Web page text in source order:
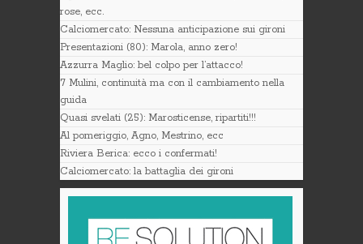
rose, ecc.
Calciomercato: Nessuna anticipazione sui gironi
Presentazioni (80): Marola, anno zero!
Azzurra Maglio: bel colpo per l’attacco!
7 Mulini, continuità ma con il cambiamento nella
guida
Quasi svelati (25): Marosticense, ripartiti!!!
Al pomeriggio, Agno, Mestrino, ecc
Riviera Berica: ecco i confermati!
Calciomercato: la battaglia dei gironi